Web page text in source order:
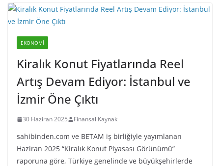
EKONOMI
Kiralık Konut Fiyatlarında Reel
Artış Devam Ediyor: İstanbul ve
İzmir Öne Çıktı
30 Haziran 2025 Finansal Kaynak
sahibinden.com ve BETAM iş birliğiyle yayımlanan
Haziran 2025 “Kiralık Konut Piyasası Görünümü”
raporuna göre, Türkiye genelinde ve büyükşehirlerde